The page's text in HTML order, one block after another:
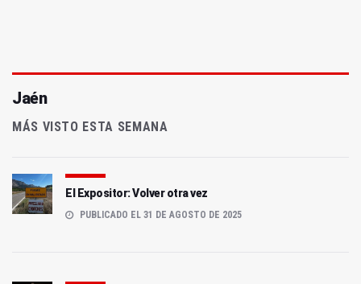
Jaén
MÁS VISTO ESTA SEMANA
El Expositor: Volver otra vez
PUBLICADO EL 31 DE AGOSTO DE 2025